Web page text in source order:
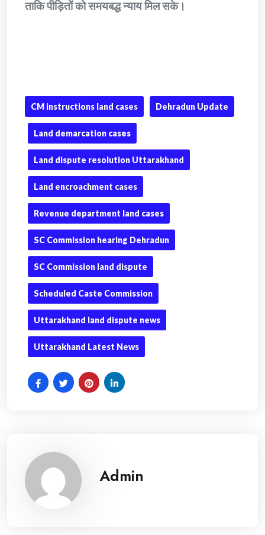
ताकि पीड़ितों को समयबद्ध न्याय मिल सके।
CM instructions land cases Dehradun Update
Land demarcation cases
Land dispute resolution Uttarakhand
Land encroachment cases
Revenue department land cases
SC Commission hearing Dehradun
SC Commission land dispute
Scheduled Caste Commission
Uttarakhand land dispute news
Uttarakhand Latest News
Admin